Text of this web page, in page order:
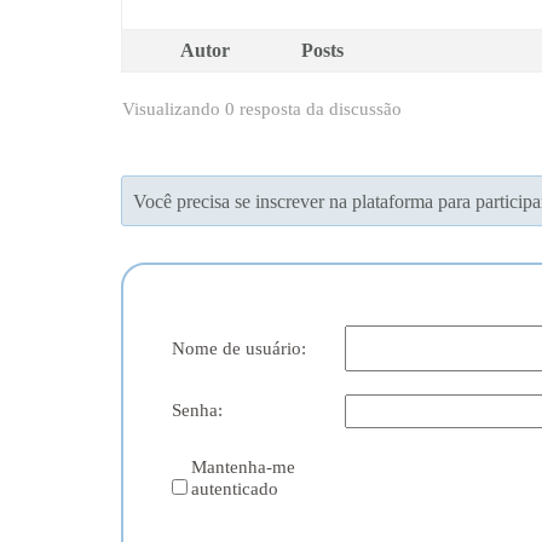
Autor Posts
Visualizando 0 resposta da discussão
Você precisa se inscrever na plataforma para
Nome de usuário:
Senha:
Mantenha-me
autenticado